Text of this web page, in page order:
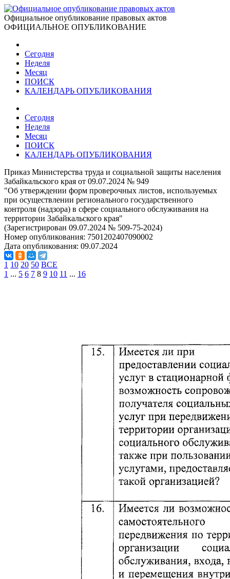
Официальное опубликование правовых актов
ОФИЦИАЛЬНОЕ ОПУБЛИКОВАНИЕ
Сегодня
Неделя
Месяц
ПОИСК
КАЛЕНДАРЬ ОПУБЛИКОВАНИЯ
Сегодня
Неделя
Месяц
ПОИСК
КАЛЕНДАРЬ ОПУБЛИКОВАНИЯ
Приказ Министерства труда и социальной защиты населения
Забайкальского края от 09.07.2024 № 949
"Об утверждении форм проверочных листов, используемых
при осуществлении регионального государственного
контроля (надзора) в сфере социального обслуживания на
территории Забайкальского края"
(Зарегистрирован 09.07.2024 № 509-75-2024)
Номер опубликования: 7501202407090002
Дата опубликования: 09.07.2024
1 10 20 50 ВСЕ
1 ... 5 6 7 8 9 10 11 ... 16